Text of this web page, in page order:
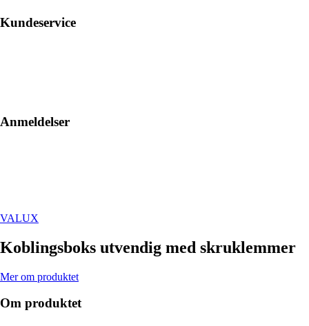
Kundeservice
Anmeldelser
VALUX
Koblingsboks utvendig med skruklemmer
Mer om produktet
Om produktet